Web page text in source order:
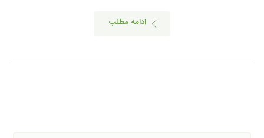
ادامه مطلب